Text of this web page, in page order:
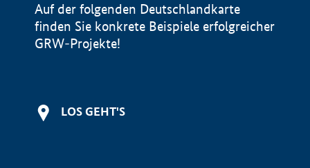
Auf der folgenden Deutschlandkarte
finden Sie konkrete Beispiele erfolgreicher
GRW-Projekte!
LOS GEHT'S